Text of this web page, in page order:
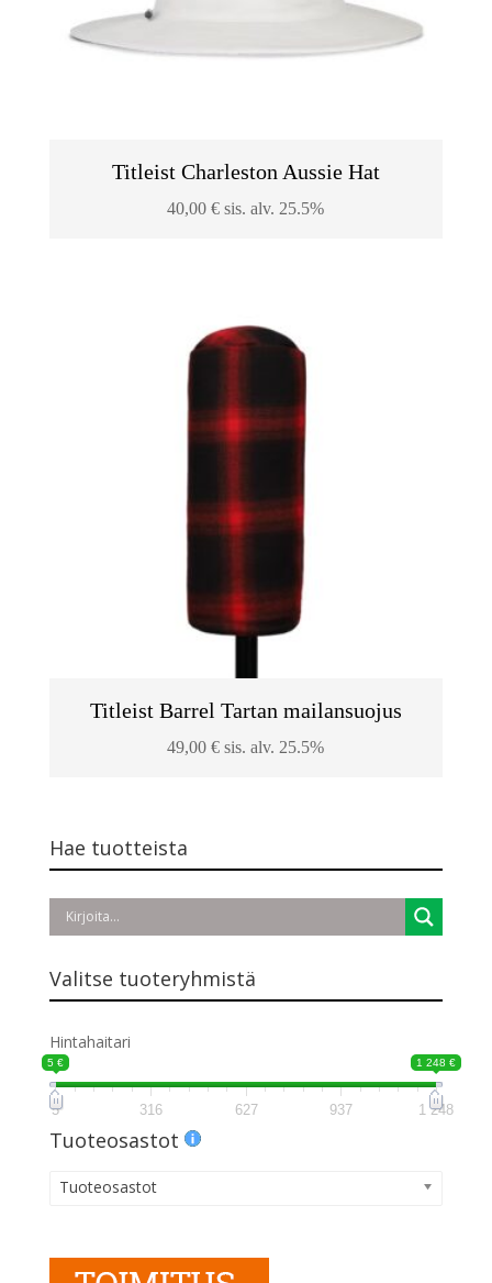
Titleist Charleston Aussie Hat
40,00€ sis. alv. 25.5%
Titleist Barrel Tartan mailansuojus
49,00€ sis. alv. 25.5%
Hae tuotteista
Valitse tuoteryhmistä
Hintahaitari
5 € 1 248 €
5 316 627 937 1 248
Tuoteosastot
Tuoteosastot